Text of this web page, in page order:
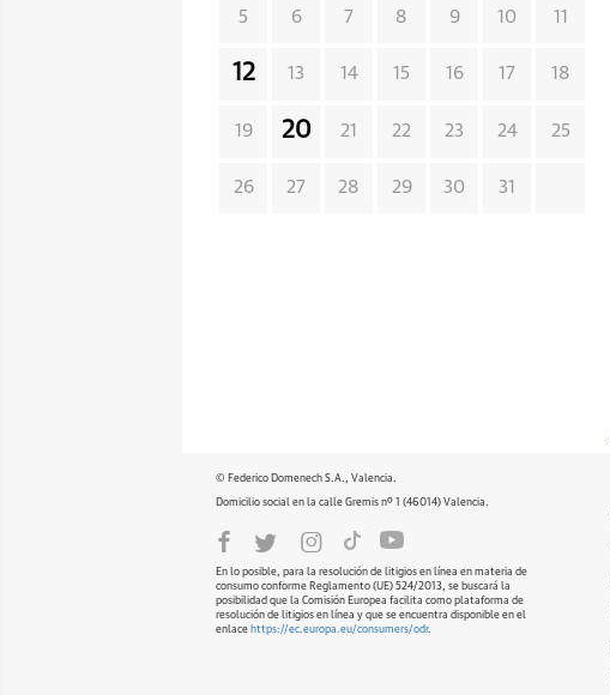
5 6 7 8 9 10 11
12 13 14 15 16 17 18
19 20 21 22 23 24 25
26 27 28 29 30 31
© Federico Domenech S.A., Valencia.
Domicilio social en la calle Gremis nº 1 (46014) Valencia.
En lo posible, para la resolución de litigios en línea en materia de
consumo conforme Reglamento (UE) 524/2013, se buscará la
posibilidad que la Comisión Europea facilita como plataforma de
resolución de litigios en línea y que se encuentra disponible en el
enlace https://ec.europa.eu/consumers/odr.